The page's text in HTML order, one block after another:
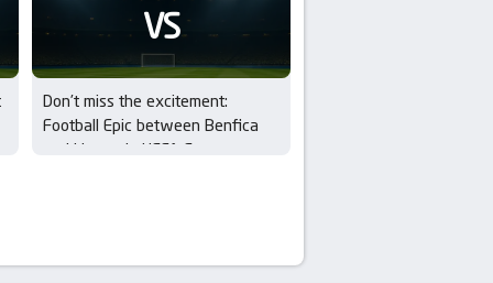
VS
Don’t miss the excitement:
Football Epic between Benfica
and Hearts in UEFA Europa